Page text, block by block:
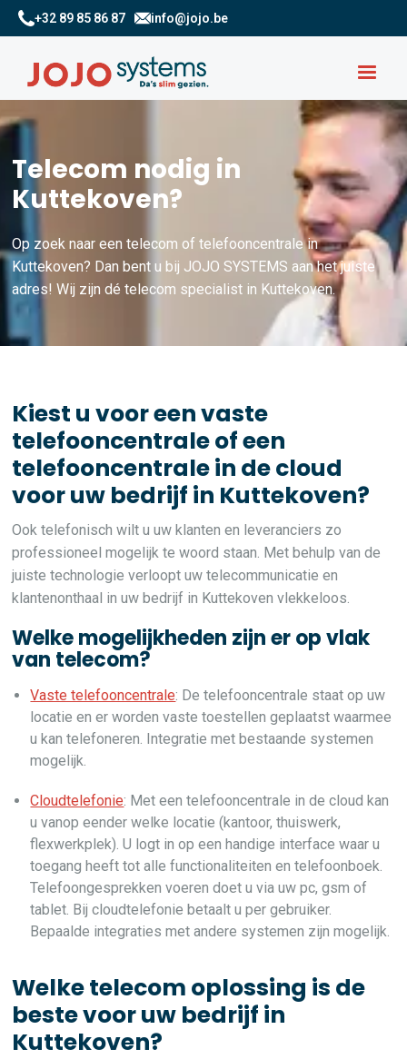
+32 89 85 86 87 info@jojo.be
Telecom nodig in
Kuttekoven?
Op zoek naar een telecom of telefooncentrale in
Kuttekoven? Dan bent u bij JOJO SYSTEMS aan het juiste
adres! Wij zijn dé telecom specialist in Kuttekoven.
Kiest u voor een vaste
telefooncentrale of een
telefooncentrale in de cloud
voor uw bedrijf in Kuttekoven?
Ook telefonisch wilt u uw klanten en leveranciers zo
professioneel mogelijk te woord staan. Met behulp van de
juiste technologie verloopt uw telecommunicatie en
klantenonthaal in uw bedrijf in Kuttekoven vlekkeloos.
Welke mogelijkheden zijn er op vlak
van telecom?
Vaste telefooncentrale: De telefooncentrale staat op uw
locatie en er worden vaste toestellen geplaatst waarmee
u kan telefoneren. Integratie met bestaande systemen
mogelijk.
Cloudtelefonie: Met een telefooncentrale in de cloud kan
u vanop eender welke locatie (kantoor, thuiswerk,
flexwerkplek). U logt in op een handige interface waar u
toegang heeft tot alle functionaliteiten en telefoonboek.
Telefoongesprekken voeren doet u via uw pc, gsm of
tablet. Bij cloudtelefonie betaalt u per gebruiker.
Bepaalde integraties met andere systemen zijn mogelijk.
Welke telecom oplossing is de
beste voor uw bedrijf in
Kuttekoven?